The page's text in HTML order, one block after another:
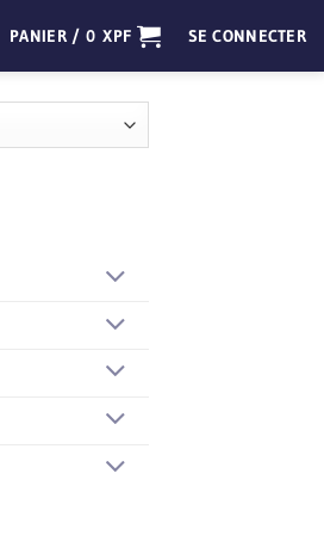
PANIER / 0XPF SE CONNECTER